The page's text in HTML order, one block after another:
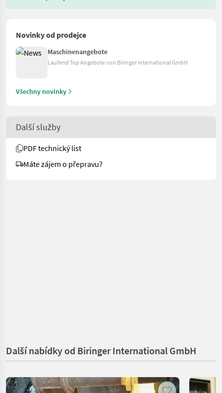
Novinky od prodejce
Maschinenangebote
Laufend Top Angebote von Biringer International GmbH
Všechny novinky
Další služby
PDF technický list
Máte zájem o přepravu?
Další nabídky od Biringer International GmbH